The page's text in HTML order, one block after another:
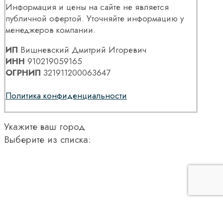
Информация и цены на сайте не является
публичной офертой. Уточняйте информацию у
менеджеров компании.
ИП Вишневский Дмитрий Игоревич
ИНН 910219059165
ОГРНИП 321911200063647
Политика конфиденциальности
Укажите ваш город
Выберите из списка: